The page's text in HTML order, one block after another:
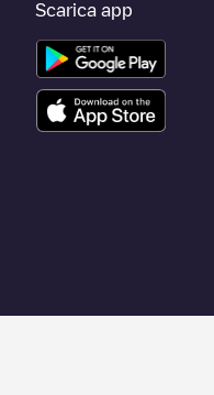
Scarica app